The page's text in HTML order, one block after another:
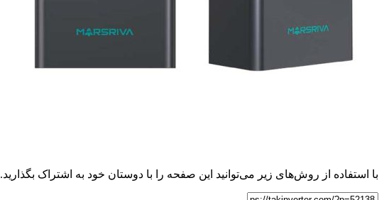
با استفاده از روش‌های زیر می‌توانید این صفحه را با دوستان خود به اشتراک بگذارید.